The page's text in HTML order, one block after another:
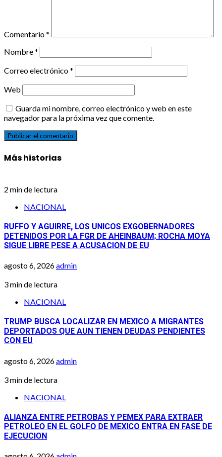
Comentario*
Nombre*
Correo electrónico*
Web
Guarda mi nombre, correo electrónico y web en este
navegador para la próxima vez que comente.
Más historias
2 min de lectura
NACIONAL
RUFFO Y AGUIRRE, LOS UNICOS EXGOBERNADORES
DETENIDOS POR LA FGR DE AHEINBAUM; ROCHA MOYA
SIGUE LIBRE PESE A ACUSACION DE EU
agosto 6, 2026admin
3 min de lectura
NACIONAL
TRUMP BUSCA LOCALIZAR EN MEXICO A MIGRANTES
DEPORTADOS QUE AUN TIENEN DEUDAS PENDIENTES
CON EU
agosto 6, 2026admin
3 min de lectura
NACIONAL
ALIANZA ENTRE PETROBAS Y PEMEX PARA EXTRAER
PETROLEO EN EL GOLFO DE MEXICO ENTRA EN FASE DE
EJECUCION